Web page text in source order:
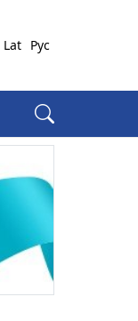
Lat Рус